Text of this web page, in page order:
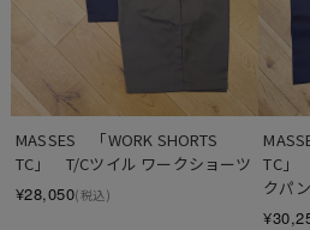
MASSES　「WORK SHORTS
TC」　T/Cツイル ワークショーツ
¥28,050(税込)
TC」
クパ